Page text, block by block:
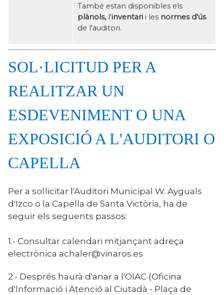
També estan disponibles els
plànols, l'inventari i les normes d'ús
de l'auditori.
SOL·LICITUD PER A
REALITZAR UN
ESDEVENIMENT O UNA
EXPOSICIÓ A L'AUDITORI O
CAPELLA
Per a sol·licitar l'Auditori Municipal W. Ayguals
d'Izco o la Capella de Santa Victòria, ha de
seguir els següents passos:
1.- Consultar calendari mitjançant adreça
electrònica achaler@vinaros.es
2.- Després haurà d'anar a l'OIAC (Oficina
d'Informació i Atenció al Ciutadà - Plaça de